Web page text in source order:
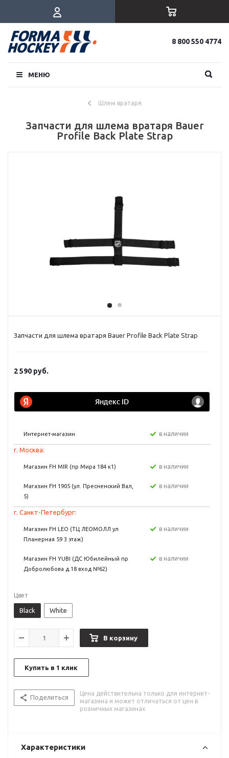
8 800 550 4774
МЕНЮ
Шлем вратаря
Запчасти для шлема вратаря Bauer
Profile Back Plate Strap
Запчасти для шлема вратаря Bauer Profile Back Plate Strap
2 590 руб.
Интернет-магазин в наличии
г. Москва:
Магазин FH MIR (пр Мира 184 к1) в наличии
Магазин FH 1905 (ул. Пресненский Вал,
5)
в наличии
г. Санкт-Петербург:
Магазин FH LEO (ТЦ ЛЕОМОЛЛ ул
Планерная 59 3 этаж)
в наличии
Магазин FH YUBI (ДС Юбилейный пр
Добролюбова д.18 вход №62)
в наличии
Цвет
Black White
В корзину
Купить в 1 клик
Поделиться
Цена действительна только для интернет-
магазина и может отличаться от цен в
розничных магазинах
Характеристики